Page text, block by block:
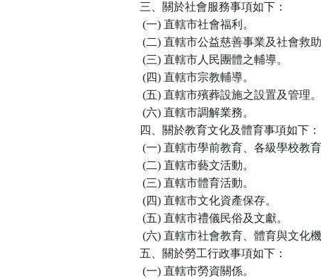
三、關於社會服務事項如下：
(一) 直轄市社會福利。
(二) 直轄市公益慈善事業及社會救助
(三) 直轄市人民團體之輔導。
(四) 直轄市宗教輔導。
(五) 直轄市殯葬設施之設置及管理。
(六) 直轄市調解業務。
四、關於教育文化及體育事項如下：
(一) 直轄市學前教育、各級學校教
(二) 直轄市藝文活動。
(三) 直轄市體育活動。
(四) 直轄市文化資產保存。
(五) 直轄市禮儀民俗及文獻。
(六) 直轄市社會教育、體育與文化
五、關於勞工行政事項如下：
(一) 直轄市勞資關係。